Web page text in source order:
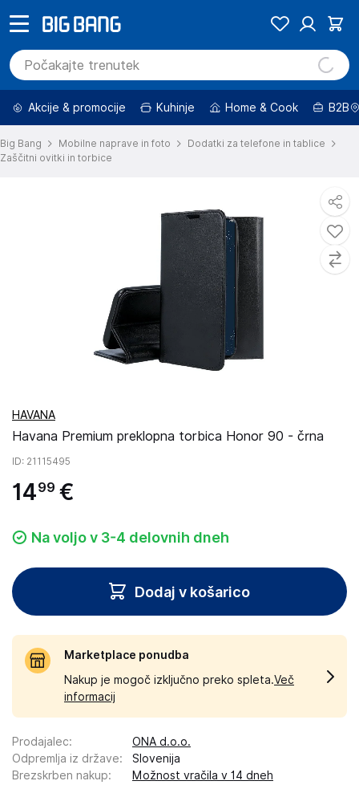
Akcije & promocije Kuhinje Home & Cook B2B
Big Bang Mobilne naprave in foto
Dodatki za telefone in tablice
Zaščitni ovitki in torbice
HAVANA
Havana Premium preklopna torbica Honor 90 - črna
ID: 21115495
1499 €
Na voljo v 3-4 delovnih dneh
Dodaj v košarico
Marketplace ponudba
Nakup je mogoč izključno preko spleta.Več
informacij
Prodajalec:
ONA d.o.o.
Odpremlja iz države:
Slovenija
Brezskrben nakup: Možnost vračila v 14 dneh